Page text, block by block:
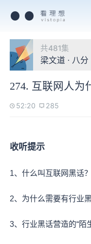
共481集
梁文道 · 八分
274. 互联网人为
52:20 285
收听提示
1、什么叫互联网黑话？
2、为什么需要有行业黑
3、行业黑话营造的“陌